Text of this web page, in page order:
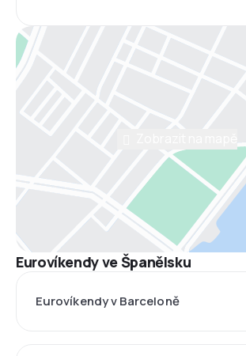
Eurovíkendy ve Španělsku
Eurovíkendy v Barceloně